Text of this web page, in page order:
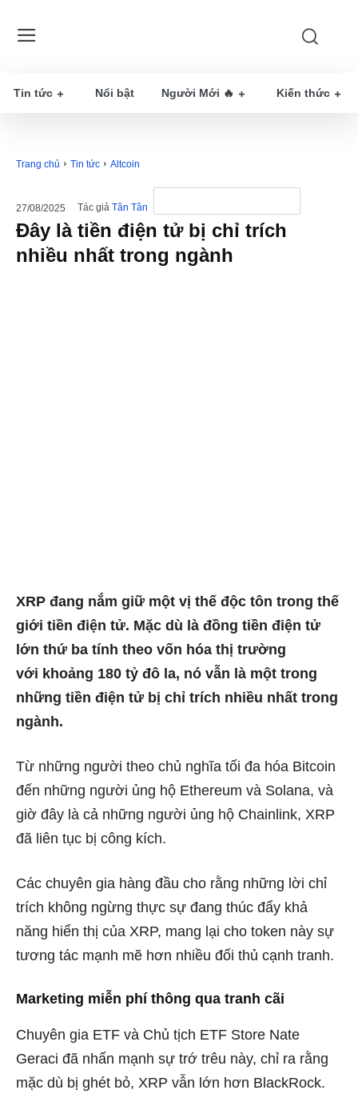
Tin tức Nổi bật Người Mới 🔥 Kiến thức
Trang chủ Tin tức Altcoin
27/08/2025 Tác giả Tân Tân
Đây là tiền điện tử bị chỉ trích
nhiều nhất trong ngành
XRP đang nắm giữ một vị thế độc tôn trong thế
giới tiền điện tử. Mặc dù là đồng tiền điện tử
lớn thứ ba tính theo vốn hóa thị trường
với khoảng 180 tỷ đô la, nó vẫn là một trong
những tiền điện tử bị chỉ trích nhiều nhất trong
ngành.
Từ những người theo chủ nghĩa tối đa hóa Bitcoin
đến những người ủng hộ Ethereum và Solana, và
giờ đây là cả những người ủng hộ Chainlink, XRP
đã liên tục bị công kích.
Các chuyên gia hàng đầu cho rằng những lời chỉ
trích không ngừng thực sự đang thúc đẩy khả
năng hiển thị của XRP, mang lại cho token này sự
tương tác mạnh mẽ hơn nhiều đối thủ cạnh tranh.
Marketing miễn phí thông qua tranh cãi
Chuyên gia ETF và Chủ tịch ETF Store Nate
Geraci đã nhấn mạnh sự trớ trêu này, chỉ ra rằng
mặc dù bị ghét bỏ, XRP vẫn lớn hơn BlackRock.